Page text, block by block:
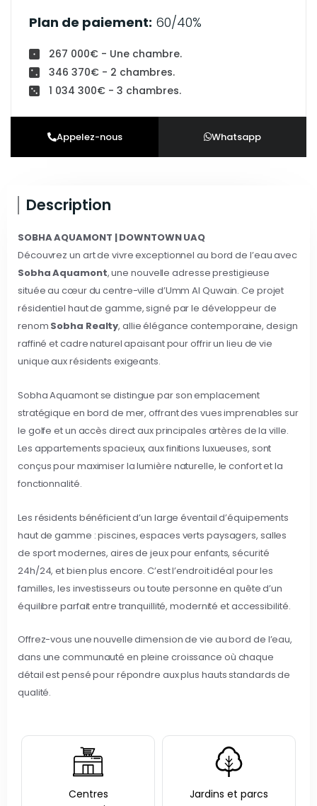
Description
SOBHA AQUAMONT | DOWNTOWN UAQ
Découvrez un art de vivre exceptionnel au bord de l’eau avec
Sobha Aquamont, une nouvelle adresse prestigieuse
située au cœur du centre-ville d’Umm Al Quwain. Ce projet
résidentiel haut de gamme, signé par le développeur de
renom Sobha Realty, allie élégance contemporaine, design
raffiné et cadre naturel apaisant pour offrir un lieu de vie
unique aux résidents exigeants.
Sobha Aquamont se distingue par son emplacement
stratégique en bord de mer, offrant des vues imprenables sur
le golfe et un accès direct aux principales artères de la ville.
Les appartements spacieux, aux finitions luxueuses, sont
conçus pour maximiser la lumière naturelle, le confort et la
fonctionnalité.
Les résidents bénéficient d’un large éventail d’équipements
haut de gamme : piscines, espaces verts paysagers, salles
de sport modernes, aires de jeux pour enfants, sécurité
24h/24, et bien plus encore. C’est l’endroit idéal pour les
familles, les investisseurs ou toute personne en quête d’un
équilibre parfait entre tranquillité, modernité et accessibilité.
Offrez-vous une nouvelle dimension de vie au bord de l’eau,
dans une communauté en pleine croissance où chaque
détail est pensé pour répondre aux plus hauts standards de
qualité.
Centres
Jardins et parcs
Plan de paiement: 60/40%
267 000€ - Une chambre.
346 370€ - 2 chambres.
1 034 300€ - 3 chambres.
Appelez-nous Whatsapp